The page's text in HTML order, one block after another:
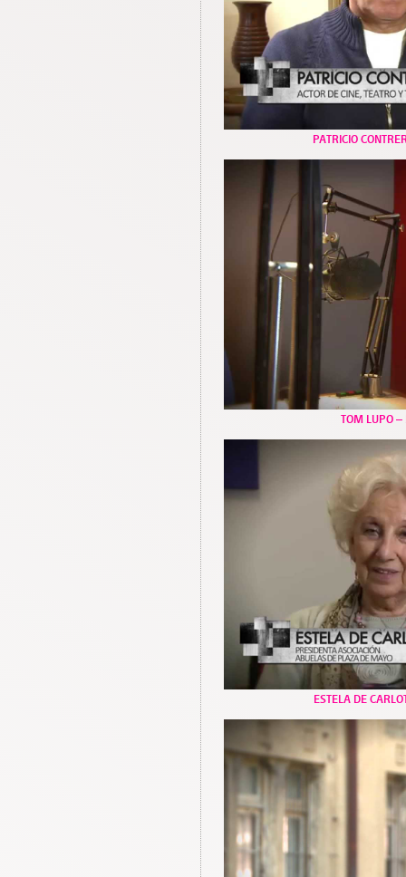
PATRICIO
TOM LUPO
ESTELA DE